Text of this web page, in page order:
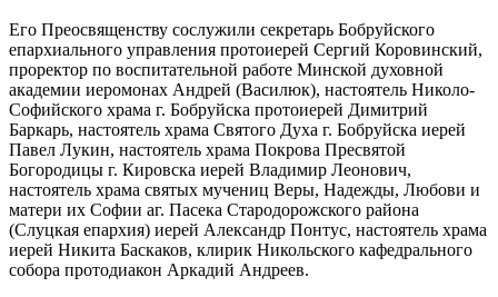
Его Преосвященству сослужили секретарь Бобруйского
епархиального управления протоиерей Сергий Коровинский,
проректор по воспитательной работе Минской духовной
академии иеромонах Андрей (Василюк), настоятель Николо-
Софийского храма г. Бобруйска протоиерей Димитрий
Баркарь, настоятель храма Святого Духа г. Бобруйска иерей
Павел Лукин, настоятель храма Покрова Пресвятой
Богородицы г. Кировска иерей Владимир Леонович,
настоятель храма святых мучениц Веры, Надежды, Любови и
матери их Софии аг. Пасека Стародорожского района
(Слуцкая епархия) иерей Александр Понтус, настоятель храма
иерей Никита Баскаков, клирик Никольского кафедрального
собора протодиакон Аркадий Андреев.